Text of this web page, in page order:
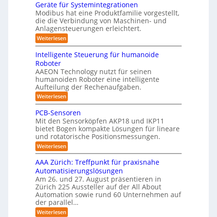
b
o
t
i
k
u
d
L
o
g
i
s
t
i
k
I
S
O
-
K
l
s
s
e
5
z
e
r
t
i
i
z
i
e
r
t
i
s
c
h
e
r
B
o
d
n
r
o
b
o
t
i
k
i
ß
c
o
b
o
t
n
v
o
n
E
n
c
3
0
n
s
c
h
e
n
a
u
h
i
n
Z
e
i
t
e
n
v
o
n
K
w
i
c
h
t
i
g
e
Geräte für Systemintegrationen
Modibus hat eine Produktfamilie vorgestellt,
die die Verbindung von Maschinen- und
Anlagensteuerungen erleichtert.
Weiterlesen:
G
e
r
t
e
f
ü
r
S
y
s
t
e
m
i
n
t
e
g
r
a
t
i
o
n
Intelligente Steuerung für humanoide
Roboter
AAEON Technology nutzt für seinen
humanoiden Roboter eine intelligente
Aufteilung der Rechenaufgaben.
Weiterlesen:
I
t
e
l
l
i
g
n
t
e
S
t
e
u
e
PCB-Sensoren
Mit den Sensorköpfen AKP18 und IKP11
bietet Bogen kompakte Lösungen für lineare
und rotatorische Positionsmessungen.
Weiterlesen:
P
C
B
-
S
e
n
s
o
r
AAA Zürich: Treffpunkt für praxisnahe
Automatisierungslösungen
Am 26. und 27. August präsentieren in
Zürich 225 Aussteller auf der All About
Automation sowie rund 60 Unternehmen auf
der parallel…
Weiterlesen: